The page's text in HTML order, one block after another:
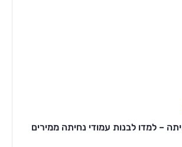
– למדו לבנות עמודי נחיתה ממירים